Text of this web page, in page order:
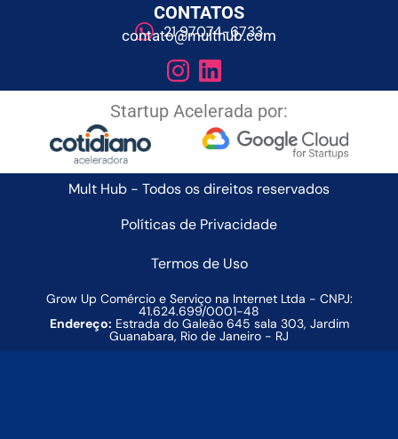
CONTATOS
21 97074-6733
contato@multhub.com
Startup Acelerada por:
Mult Hub - Todos os direitos reservados
Políticas de Privacidade
Termos de Uso
Grow Up Comércio e Serviço na Internet Ltda - CNPJ:
41.624.699/0001-48
Endereço: Estrada do Galeão 645 sala 303, Jardim
Guanabara, Rio de Janeiro - RJ